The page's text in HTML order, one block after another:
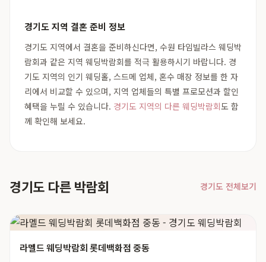
경기도 지역 결혼 준비 정보
경기도 지역에서 결혼을 준비하신다면, 수원 타임빌라스 웨딩박
람회과 같은 지역 웨딩박람회를 적극 활용하시기 바랍니다. 경
기도 지역의 인기 웨딩홀, 스드메 업체, 혼수 매장 정보를 한 자
리에서 비교할 수 있으며, 지역 업체들의 특별 프로모션과 할인
혜택을 누릴 수 있습니다. 경기도 지역의 다른 웨딩박람회도 함
께 확인해 보세요.
경기도 다른 박람회 경기도 전체보기
라멜드 웨딩박람회 롯데백화점 중동